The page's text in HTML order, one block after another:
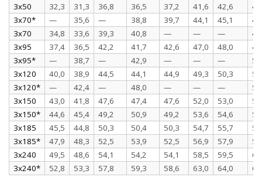
3x50
32,3 31,3 36,8 36,5 37,2 41,6 42,6
3x70*
— 35,6 — 38,8 39,7 44,1 45,1
3x70
34,8 33,6 39,3 40,8 — — —
3x95
37,4 36,5 42,2 41,7 42,6 47,0 48,0
3x95*
— 38,7 — 42,9 — — —
3x120
40,0 38,9 44,5 44,1 44,9 49,3 50,3
3x120*
— 42,4 — 48,0 — — —
3x150
43,0 41,8 47,6 47,4 47,6 52,0 53,0
3x150*
44,6 45,4 49,2 50,9 49,2 53,6 54,6
3x185
45,5 44,8 50,3 50,4 50,3 54,7 55,7
3x185*
47,9 48,3 52,5 53,9 52,5 56,9 57,9
3x240
49,5 48,6 54,1 54,2 54,1 58,5 59,5
3x240*
52,8 53,3 57,8 59,3 58,6 63,0 64,0